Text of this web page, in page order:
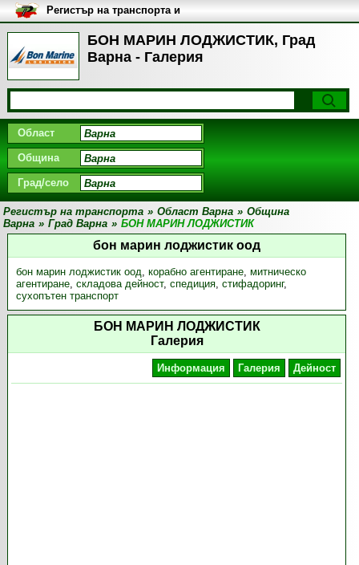
БОН МАРИН ЛОДЖИСТИК, Град
Варна - Галерия
Регистър на транспорта и
транспортните фирми в
България
Област
Община
Град/село
Регистър на транспорта » Област Варна » Община
Варна » Град Варна » БОН МАРИН ЛОДЖИСТИК
бон марин лоджистик оод
бон марин лоджистик оод, корабно агентиране, митническо
агентиране, складова дейност, спедиция, стифадоринг,
сухопътен транспорт
БОН МАРИН ЛОДЖИСТИК
Галерия
Информация Галерия Дейност